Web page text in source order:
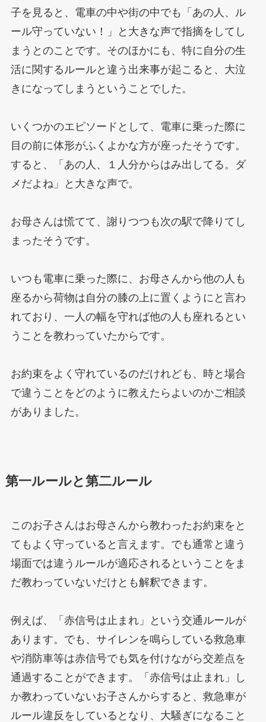
子を見ると、電車の中や街の中でも「あの人、ル
ール守っていない！」と大きな声で指摘をしてし
まうとのことです。そのほかにも、特に自分の生
活に関するルールと違う出来事が起こると、大泣
きになってしまうということでした。
いくつかのエピソードとして、電車に乗った際に
目の前に体形がふくよかな方が座ったそうです。
すると、「あの人、１人分からはみ出してる。ダ
メだよね」と大きな声で。
お母さんは慌てて、謝りつつも次の駅で降りてし
まったそうです。
いつも電車に乗った際に、お母さんから他の人も
座るから荷物は自分の膝の上に置くようにと言わ
れており、一人の幅を守れば他の人も座れるとい
うことを教わっていたからです。
お約束をよく守れているのだけれども、時と場合
で違うことをどのように教えたらよいのかご相談
がありました。
第一ルールと第二ルール
このお子さんはお母さんから教わったお約束をと
てもよく守っていると言えます。でも通常と違う
場面では違うルールが適応されるということをま
だ教わっていないだけとも解釈できます。
例えば、「赤信号は止まれ」という交通ルールが
あります。でも、サイレンを鳴らしている救急車
や消防車等は赤信号でも気を付けながら交差点を
通過することができます。「赤信号は止まれ」し
か教わっていないお子さんからすると、救急車が
ルール違反をしているとなり、大騒ぎになること